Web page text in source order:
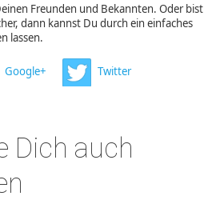
Freunden und Bekannten. Oder bist
dann kannst Du durch ein einfaches
lassen.
Google+ Twitter
Dich auch